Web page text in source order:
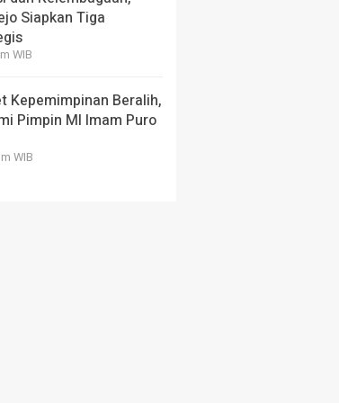
Ngopi, dan
Siapkan Tiga
WIB
Kepemimpinan Beralih,
Pimpin MI Imam Puro
WIB